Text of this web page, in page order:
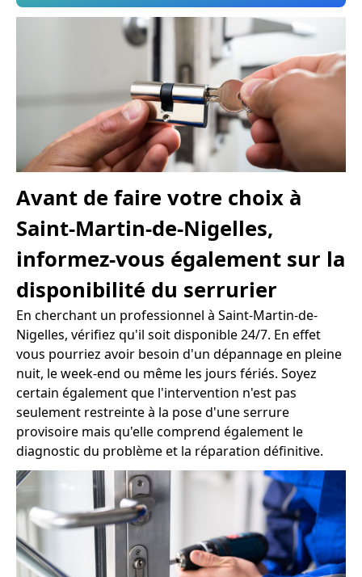
Avant de faire votre choix à
Saint-Martin-de-Nigelles,
informez-vous également sur la
disponibilité du serrurier
En cherchant un professionnel à Saint-Martin-de-
Nigelles, vérifiez qu'il soit disponible 24/7. En effet
vous pourriez avoir besoin d'un dépannage en pleine
nuit, le week-end ou même les jours fériés. Soyez
certain également que l'intervention n'est pas
seulement restreinte à la pose d'une serrure
provisoire mais qu'elle comprend également le
diagnostic du problème et la réparation définitive.